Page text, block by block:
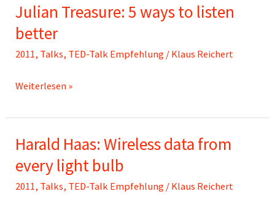
we
filtering
wrong
microbes?
Julian Treasure: 5 ways to listen
better
2011, Talks, TED-Talk Empfehlung / Klaus Reichert
Julian
5
ways
better
Weiterlesen »
Harald Haas: Wireless data from
every light bulb
2011, Talks, TED-Talk Empfehlung / Klaus Reichert